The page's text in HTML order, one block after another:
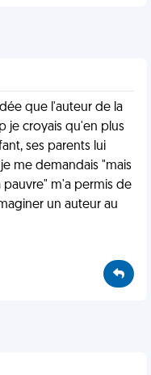
que l'auteur de la
je croyais qu'en plus
ses parents lui
me demandais "mais
m'a permis de
un auteur au